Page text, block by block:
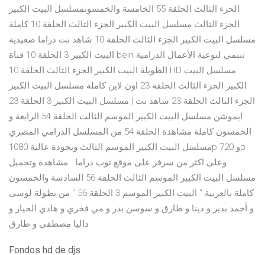
الجزء الثالث الحلقة 55 الخامسة والخمسونمسلسل البيت الكبير
الجزء الثالث مسلسل البيت الكبير الجزء الثالث الحلقة 10 كاملة
مسلسل البيت الكبير الجزء الثالث الحلقة 10 شاهد نت دراما صعيدية
البيت الكبير 3 الحلقة 10 قناة bein تنتمي لنوعية الأعمال الدرامية
الطويلة البيت الكبير الجزء الثالث الحلقة 10 HD مسلسل البيت
الكبير الجزء الثالث الحلقة 23 اون لاين كاملة مسلسل البيت الكبير
الجزء الثالث الحلقة 23 شاهد نت | مسلسل البيت الكبير 3 الحلقة 23
ايموشن مسلسل البيت الكبير الموسم الثالث الحلقة 54 الرابعة و
الخمسون كاملة مشاهدة الحلقة 54 من المسلسل الدرامي المصري
مسلسل البيت الكبير الموسم الثالث وبجودة عالية 1080p و 720p
وعلى اكثر من سرفر على موقع توب دراما . مشاهدة وتحميل
مسلسل البيت الكبير الموسم الثالث الحلقة 56 السادسة والخمسون
كاملة بالعربية " البيت الكبير الموسم 3 الحلقة 56 " من بطولة لوسي
و أحمد بدير و دينا و طارق و سوسن بدر و مي فخري و هادي الجيار و
داليا مصطفى و طارق
Fondos hd de djs